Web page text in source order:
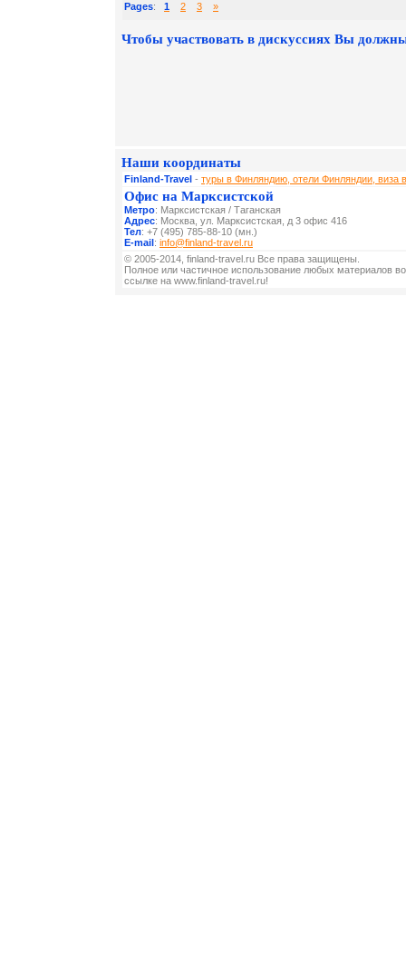
Pages: 1 2 3 »
Чтобы участвовать в дискуссиях Вы
Наши координаты
Finland-Travel - туры в Финляндию, отели Финляндии, виза
Офис на Марксистской
Метро: Марксистская / Таганская
Адрес: Москва, ул. Марксистская, д 3 офис 416
Тел: +7 (495) 785-88-10 (мн.)
E-mail: info@finland-travel.ru
© 2005-2014, finland-travel.ru Все права защищены.
Полное или частичное использование любых материалов
ссылке на www.finland-travel.ru!